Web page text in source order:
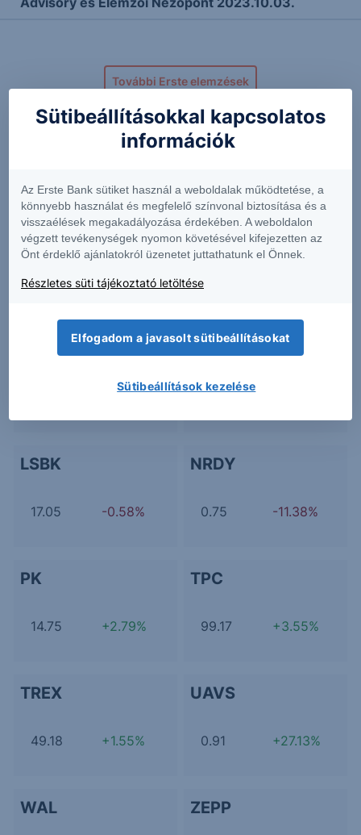
További Erste elemzések
Kapcsolódó termékek
BHR
2.08 -2.12%
GBTG
9.45
-1.21%
GTLS
209.92
LSBK
17.05 -0.58%
NRDY
0.75 -11.38%
PK
14.75 +2.79%
TPC
99.17 +3.55%
TREX
49.18 +1.55%
UAVS
0.91 +27.13%
WAL ZEPP
Sütibeállításokkal kapcsolatos
információk
Az Erste Bank sütiket használ a weboldalak működtetése, a
könnyebb használat és megfelelő színvonal biztosítása és a
visszaélések megakadályozása érdekében. A weboldalon
végzett tevékenységek nyomon követésével kifejezetten az
Önt érdeklő ajánlatokról üzenetet juttathatunk el Önnek.
Részletes süti tájékoztató letöltése
Elfogadom a javasolt sütibeállításokat
Sütibeállítások kezelése